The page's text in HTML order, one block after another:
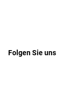
Folgen Sie uns